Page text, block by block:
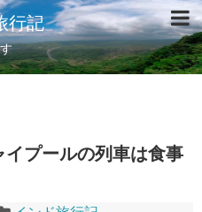
行記
プールの列車は食事